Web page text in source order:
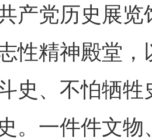
党历史展览
性精神殿堂
史、不怕牺
。一件件文